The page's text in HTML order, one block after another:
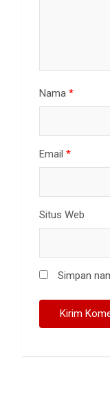
Nama *
Email *
Situs Web
Simpan